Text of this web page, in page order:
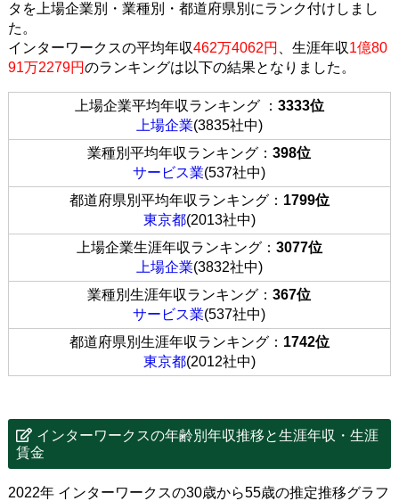
タを上場企業別・業種別・都道府県別にランク付けしまし
た。
インターワークスの平均年収462万4062円 、生涯年収1億80
91万2279円のランキングは以下の結果となりました。
上場企業平均年収ランキング ： 3333位
上場企業(3835社中)
業種別平均年収ランキング：398位
サービス業(537社中)
都道府県別平均年収ランキング： 1799位
東京都(2013社中)
上場企業生涯年収ランキング： 3077位
上場企業(3832社中)
業種別生涯年収ランキング：367位
サービス業(537社中)
都道府県別生涯年収ランキング： 1742位
東京都(2012社中)
インターワークスの年齢別年収推移と生涯年収・生涯
賃金
2022年 インターワークスの30歳から55歳の推定推移グラフ